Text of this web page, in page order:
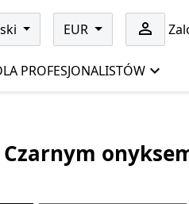
EUR
PROFESJONALISTÓW
Czarnym